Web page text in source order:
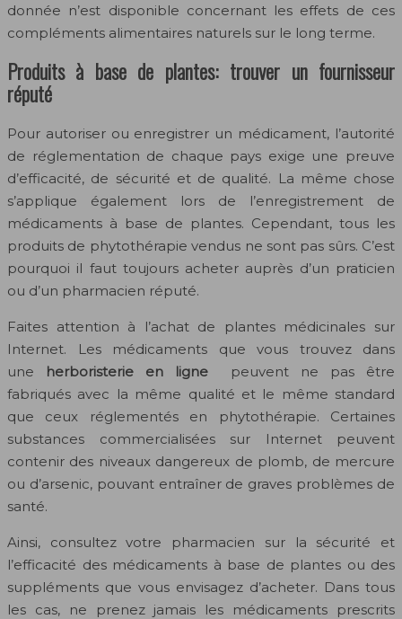
donnée n’est disponible concernant les effets de ces
compléments alimentaires naturels sur le long terme.
Produits à base de plantes: trouver un fournisseur
réputé
Pour autoriser ou enregistrer un médicament, l’autorité
de réglementation de chaque pays exige une preuve
d’efficacité, de sécurité et de qualité. La même chose
s’applique également lors de l’enregistrement de
médicaments à base de plantes. Cependant, tous les
produits de phytothérapie vendus ne sont pas sûrs. C’est
pourquoi il faut toujours acheter auprès d’un praticien
ou d’un pharmacien réputé.
Faites attention à l’achat de plantes médicinales sur
Internet. Les médicaments que vous trouvez dans
une
herboristerie en lignepeuvent ne pas être
fabriqués avec la même qualité et le même standard
que ceux réglementés en phytothérapie. Certaines
substances commercialisées sur Internet peuvent
contenir des niveaux dangereux de plomb, de mercure
ou d’arsenic, pouvant entraîner de graves problèmes de
santé.
Ainsi, consultez votre pharmacien sur la sécurité et
l’efficacité des médicaments à base de plantes ou des
suppléments que vous envisagez d’acheter. Dans tous
les cas, ne prenez jamais les médicaments prescrits